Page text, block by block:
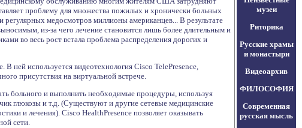
проблему для множества пожилых и хронически больных
медосмотров миллионы американцев... В результате
из-за чего лечение становится лишь более длительным и
во весь рост встала проблема распределения дорогих и
ней используется видеотехнология Cisco TelePresence,
присутствия на виртуальной встрече.
больного и выполнить необходимые процедуры, используя
глюкозы и т.д. (Существуют и другие сетевые медицинские
и лечения). Cisco HealthPresence позволяет оказывать
сети.
музеи
Риторика
Русские храмы
и монастыри
Видеоархив
ФИЛОСОФИЯ
Современная
русская мысль